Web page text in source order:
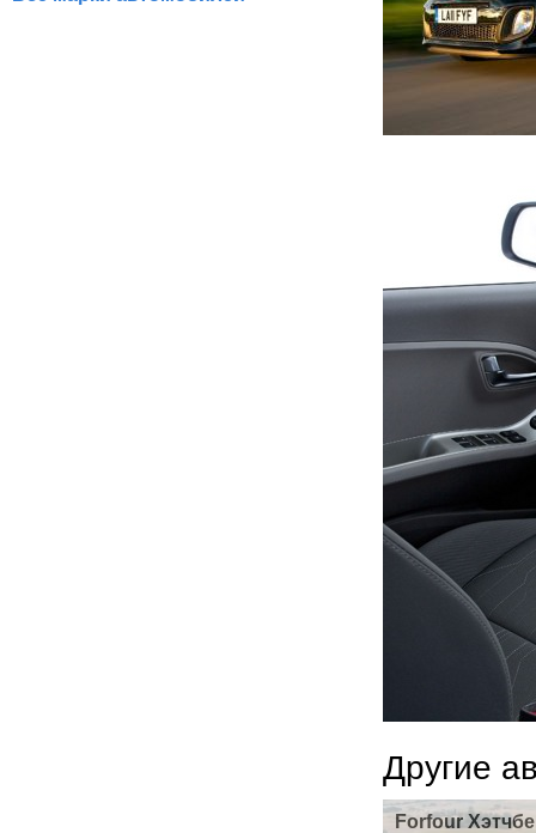
Другие
Forfour